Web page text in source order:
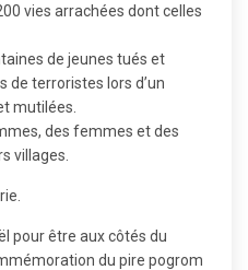
vies arrachées dont celles
de jeunes tués et
de terroristes lors d’un
mutilées.
des femmes et des
villages.
pour être aux côtés du
du pire pogrom